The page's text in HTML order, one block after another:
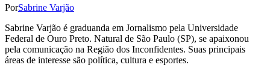
PorSabrine Varjão
Sabrine Varjão é graduanda em Jornalismo pela Universidade
Federal de Ouro Preto. Natural de São Paulo (SP), se apaixonou
pela comunicação na Região dos Inconfidentes. Suas principais
áreas de interesse são política, cultura e esportes.